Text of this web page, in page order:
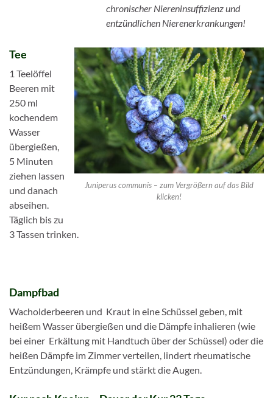
chronischer Niereninsuffizienz und
entzündlichen Nierenerkrankungen!
Juniperus communis – zum Vergrößern auf das Bild
klicken!
Tee
1 Teelöffel
Beeren mit
250 ml
kochendem
Wasser
übergießen,
5 Minuten
ziehen lassen
und danach
abseihen.
Täglich bis zu
3 Tassen trinken.
Dampfbad
Wacholderbeeren und Kraut in eine Schüssel geben, mit
heißem Wasser übergießen und die Dämpfe inhalieren (wie
bei einer Erkältung mit Handtuch über der Schüssel) oder die
heißen Dämpfe im Zimmer verteilen, lindert rheumatische
Entzündungen, Krämpfe und stärkt die Augen.